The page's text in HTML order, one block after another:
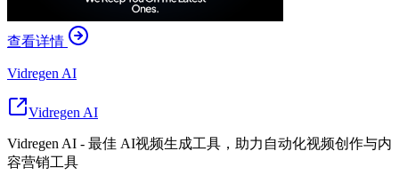
查看详情
Vidregen AI
Vidregen AI
Vidregen AI - 最佳 AI视频生成工具，助力自动化视频创作与内
容营销工具